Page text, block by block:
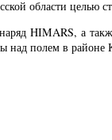
области целью
HIMARS, а
над полем в